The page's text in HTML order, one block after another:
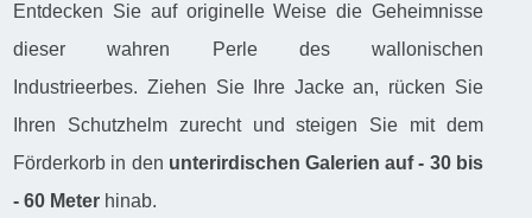
Entdecken Sie auf originelle Weise die Geheimnisse
dieser wahren Perle des wallonischen
Industrieerbes. Ziehen Sie Ihre Jacke an, rücken Sie
Ihren Schutzhelm zurecht und steigen Sie mit dem
Förderkorb in den unterirdischen Galerien auf - 30 bis
- 60 Meter hinab.